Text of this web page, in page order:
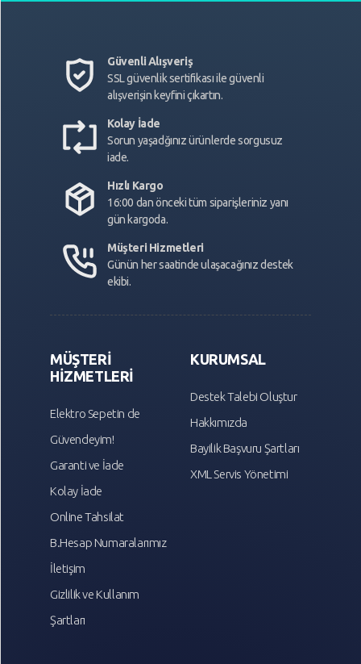
Güvenli Alışveriş
SSL güvenlik sertifikası ile güvenli
alışverişin keyfini çıkartın.
Kolay İade
Sorun yaşadğınız ürünlerde sorgusuz
iade.
Hızlı Kargo
16:00 dan önceki tüm siparişleriniz yanı
gün kargoda.
Müşteri Hizmetleri
Günün her saatinde ulaşacağınız destek
ekibi.
MÜŞTERİ
HİZMETLERİ
Elektro Sepetin de
Güvendeyim!
Garanti ve İade
Kolay İade
Online Tahsilat
B.Hesap Numaralarımız
İletişim
Gizlilik ve Kullanım
Şartları
KURUMSAL
Destek Talebi Oluştur
Hakkımızda
Bayilik Başvuru Şartları
XML Servis Yönetimi